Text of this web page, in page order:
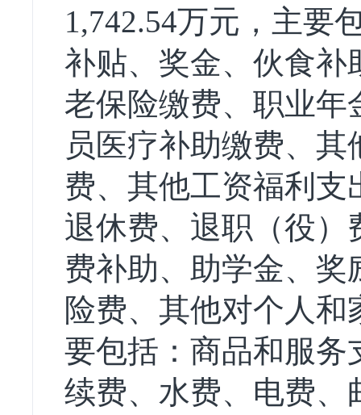
1,742.54万元，主要
补贴、奖金、伙食补
老保险缴费、职业
员医疗补助缴费、
费、其他工资福利
退休费、退职（役
费补助、助学金、
险费、其他对个人和
要包括：商品和服务
续费、水费、电费、